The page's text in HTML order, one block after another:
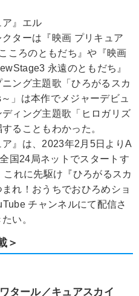
ア』エル
ターは『映画 プリキュア
ころのともだち』や『映画
永遠のともだち』
ング主題歌「ひろがるスカ
」は本作でメジャーデビュ
ィング主題歌「ヒロガリズ
ることもわかった。
ア』は、2023年2月5日よりA
国24局ネットでスタートす
れに先駆け『ひろがるスカ
れ！おうちでおひろめショ
チャンネルにて配信さ
い。
＞
タール／キュアスカイ